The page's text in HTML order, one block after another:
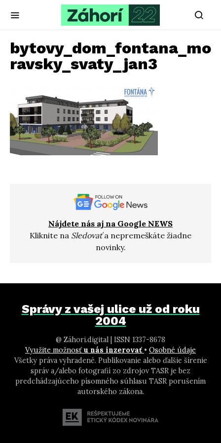
bytovy_dom_fontana_mo
ravsky_svaty_jan3
Nájdete nás aj na Google NEWS
Kliknite na Sledovaťa nepremeškáte žiadne
novinky.
Správy z vašej ulice už od roku
2004
@ Záhori.digital | ISSN 1337-8678
Využite možnosť u nás inzerovať • Osobné údaje
Všetky práva vyhradené. Publikovanie alebo ďalšie šírenie
správ a/alebo fotografií zo zdrojov TASR je bez
predchádzajúceho písomného súhlasu TASR porušením
autorského zákona.